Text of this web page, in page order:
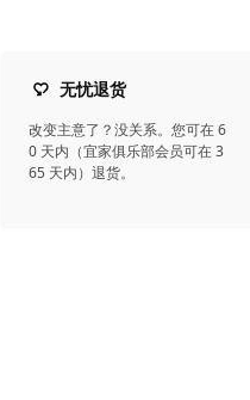
无忧退货
改变主意了？没关系。您可在 6
0 天内（宜家俱乐部会员可在 3
65 天内）退货。